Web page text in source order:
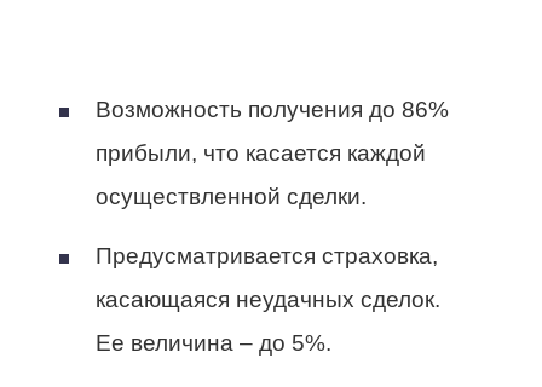
Возможность получения до 86%
прибыли, что касается каждой
осуществленной сделки.
Предусматривается страховка,
касающаяся неудачных сделок.
Ее величина – до 5%.